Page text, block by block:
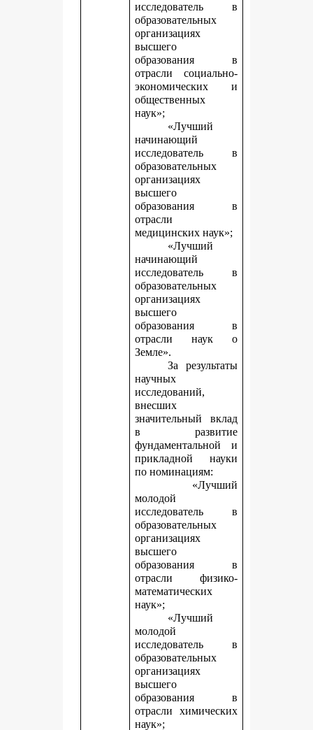
исследователь в
образовательных
организациях
высшего
образования в
отрасли социально-
экономических и
общественных
наук»;
«Лучший
начинающий
исследователь в
образовательных
организациях
высшего
образования в
отрасли
медицинских наук»;
«Лучший
начинающий
исследователь в
образовательных
организациях
высшего
образования в
отрасли наук о
Земле».
За результаты
научных
исследований,
внесших
значительный вклад
в развитие
фундаментальной и
прикладной науки
по номинациям:
«Лучший
молодой
исследователь в
образовательных
организациях
высшего
образования в
отрасли физико-
математических
наук»;
«Лучший
молодой
исследователь в
образовательных
организациях
высшего
образования в
отрасли химических
наук»;